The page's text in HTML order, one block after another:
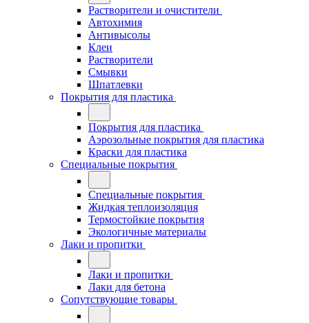
Растворители и очистители
Автохимия
Антивысолы
Клеи
Растворители
Смывки
Шпатлевки
Покрытия для пластика
Покрытия для пластика
Аэрозольные покрытия для пластика
Краски для пластика
Специальные покрытия
Специальные покрытия
Жидкая теплоизоляция
Термостойкие покрытия
Экологичные материалы
Лаки и пропитки
Лаки и пропитки
Лаки для бетона
Сопутствующие товары